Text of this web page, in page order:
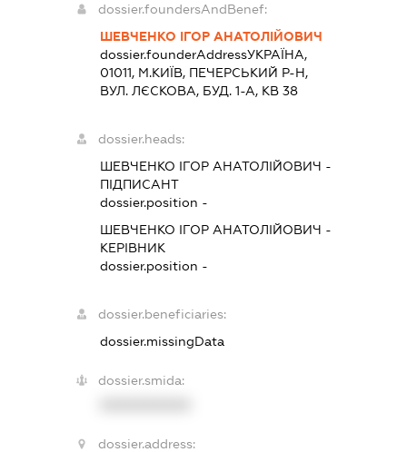
dossier.foundersAndBenef:
ШЕВЧЕНКО ІГОР АНАТОЛІЙОВИЧ
dossier.founderAddressУКРАЇНА,
01011, М.КИЇВ, ПЕЧЕРСЬКИЙ Р-Н,
ВУЛ. ЛЄСКОВА, БУД. 1-А, КВ 38
dossier.heads:
ШЕВЧЕНКО ІГОР АНАТОЛІЙОВИЧ -
ПІДПИСАНТ
dossier.position -
ШЕВЧЕНКО ІГОР АНАТОЛІЙОВИЧ -
КЕРІВНИК
dossier.position -
dossier.beneficiaries:
dossier.missingData
dossier.smida:
dossier.address: